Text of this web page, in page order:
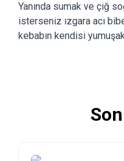
Yanında sumak ve çiğ
isterseniz ızgara acı
kebabın kendisi